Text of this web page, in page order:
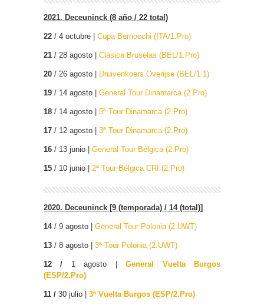
2021. Deceuninck (8 año / 22 total)
22 / 4 octubre | Copa Bernocchi (ITA/1.Pro)
21 / 28 agosto | Clásica Bruselas (BEL/1.Pro)
20 / 26 agosto | Druivenkoers Overijse (BEL/1.1)
19 / 14 agosto | General Tour Dinamarca (2.Pro)
18 / 14 agosto | 5ª Tour Dinamarca (2.Pro)
17 / 12 agosto | 3ª Tour Dinamarca (2.Pro)
16 / 13 junio | General Tour Bélgica (2.Pro)
15 / 10 junio | 2ª Tour Bélgica CRI (2.Pro)
2020. Deceuninck [9 (temporada) / 14 (total)]
14/ 9 agosto | General Tour Polonia (2.UWT)
13 / 8 agosto | 3ª Tour Polonia (2.UWT)
12 / 1 agosto |
General Vuelta Burgos
(ESP/2.Pro)
11 / 30 julio | 3ª Vuelta Burgos (ESP/2.Pro)